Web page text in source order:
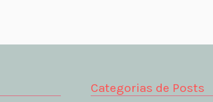
Categorias de Posts